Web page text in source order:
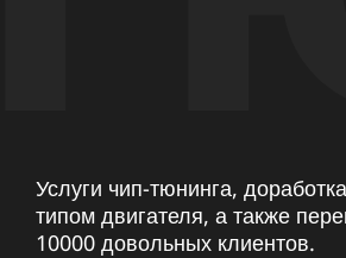
Услуги чип-тюнинга,
типом двигателя, а также
10000 довольных клиентов.